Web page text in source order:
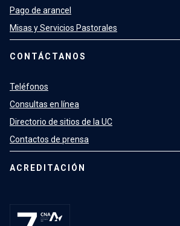
Pago de arancel
Misas y Servicios Pastorales
CONTÁCTANOS
Teléfonos
Consultas en línea
Directorio de sitios de la UC
Contactos de prensa
ACREDITACIÓN